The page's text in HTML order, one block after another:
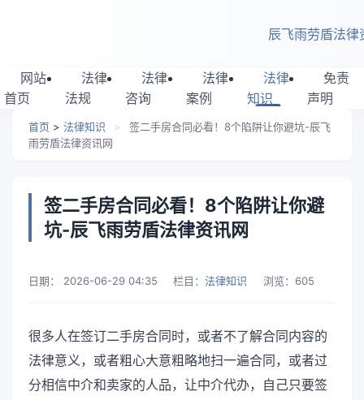
辰飞雨劳盾法律
网站
首页
法律
法规
法律
咨询
法律
案例
法律
知识
免责
声明
首页 > 法律知识 >
签二手房合同必看！8个陷阱让你避坑-辰飞
雨劳盾法律资讯网
签二手房合同必看！8个陷阱让你避
坑-辰飞雨劳盾法律资讯网
日期： 2026-06-29 04:35 栏目： 法律知识 浏览： 605
很多人在签订二手房合同时，或者不了解合同内容的
法律意义，或者粗心大意粗略地扫一遍合同，或者过
分相信中介和卖家的人品，让中介代办，自己只要签